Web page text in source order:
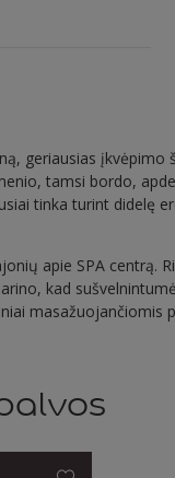
geriausias įkvėpimo
tamsi bordo,
tinka turint didelę
apie SPA centrą.
kad
masažuojančiomis